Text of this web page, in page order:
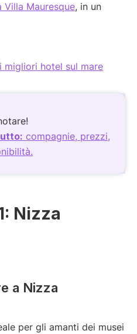
Villa Mauresque, in un
migliori hotel sul mare
compagnie, prezzi,
Nizza
a Nizza
per gli amanti dei musei